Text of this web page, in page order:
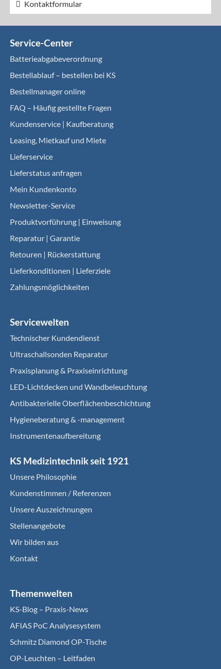
Kontaktformular
Service-Center
Batterieabgabeverordnung
Bestellablauf – bestellen bei KS
Bestellmanager online
FAQ – Häufig gestellte Fragen
Kundenservice | Kaufberatung
Leasing, Mietkauf und Miete
Lieferservice
Lieferstatus anfragen
Mein Kundenkonto
Newsletter-Service
Produktvorführung | Einweisung
Reparatur | Garantie
Retouren | Rückerstattung
Lieferkonditionen | Lieferziele
Zahlungsmöglichkeiten
Servicewelten
Technischer Kundendienst
Ultraschallsonden Reparatur
Praxisplanung & Praxiseinrichtung
LED-Lichtdecken und Wandbeleuchtung
Antibakterielle Oberflächenbeschichtung
Hygieneberatung & -management
Instrumentenaufbereitung
KS Medizintechnik seit 1921
Unsere Philosophie
Kundenstimmen / Referenzen
Unsere Auszeichnungen
Stellenangebote
Wir bilden aus
Kontakt
Themenwelten
KS-Blog – Praxis-News
AFIAS PoC Analysesystem
Schmitz Diamond OP-Tische
OP-Leuchten – Leitfaden